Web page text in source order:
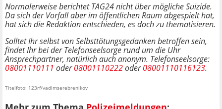
Normalerweise berichtet TAG24 nicht über mögliche Suizide.
Da sich der Vorfall aber im öffentlichen Raum abgespielt hat,
hat sich die Redaktion entschieden, es doch zu thematisieren.
Solltet Ihr selbst von Selbsttötungsgedanken betroffen sein,
findet Ihr bei der Telefonseelsorge rund um die Uhr
Ansprechpartner, natürlich auch anonym. Telefonseelsorge:
08001110111 oder08001110222oder08001110116123.
Titelfoto: 123rf/vadimserebrenikov